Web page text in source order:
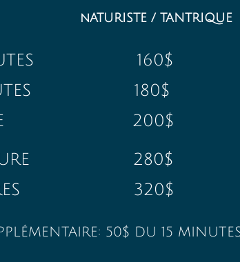
nATURISTE /
160$
180$
200$
280$
320$
50$ DU 15